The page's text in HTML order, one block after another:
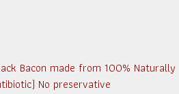
Bacon made from 100%
No preservative